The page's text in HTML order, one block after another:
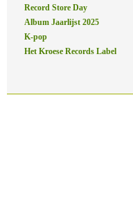
Record Store Day
Album Jaarlijst 2025
K-pop
Het Kroese Records Label